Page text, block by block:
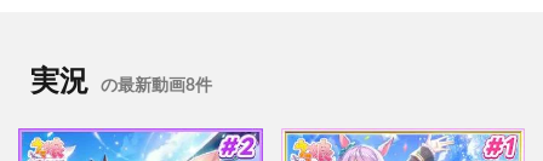
実況 の最新動画8件